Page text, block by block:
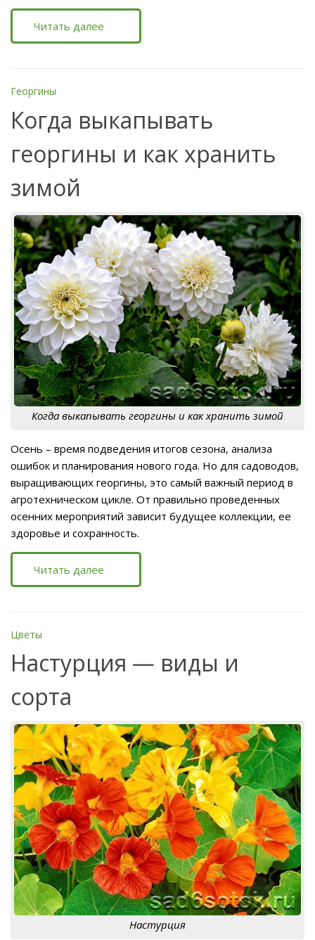
Читать далее
Георгины
Когда выкапывать
георгины и как хранить
зимой
Когда выкапывать георгины и как хранить зимой
Осень – время подведения итогов сезона, анализа
ошибок и планирования нового года. Но для садоводов,
выращивающих георгины, это самый важный период в
агротехническом цикле. От правильно проведенных
осенних мероприятий зависит будущее коллекции, ее
здоровье и сохранность.
Читать далее
Цветы
Настурция — виды и
сорта
Настурция